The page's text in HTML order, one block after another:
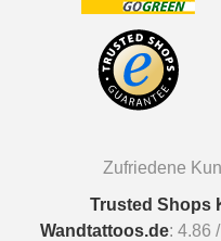
Zufriedene
Trusted Shops
Wandtattoos.de: 4.86 /